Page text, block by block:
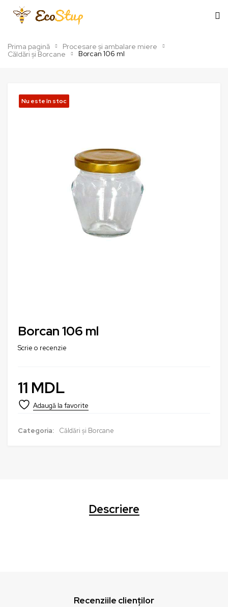
Prima pagină
Procesare și ambalare miere
Căldări și Borcane
Borcan 106 ml
Nu este în stoc
Borcan 106 ml
Scrie o recenzie
11 MDL
Categoria: Căldări și Borcane
Descriere
Recenziile clienților